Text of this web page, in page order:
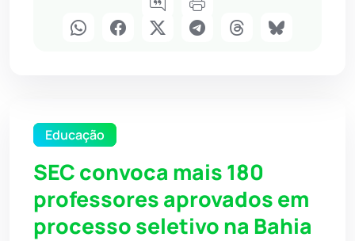
Educação
SEC convoca mais 180
professores aprovados em
processo seletivo na Bahia